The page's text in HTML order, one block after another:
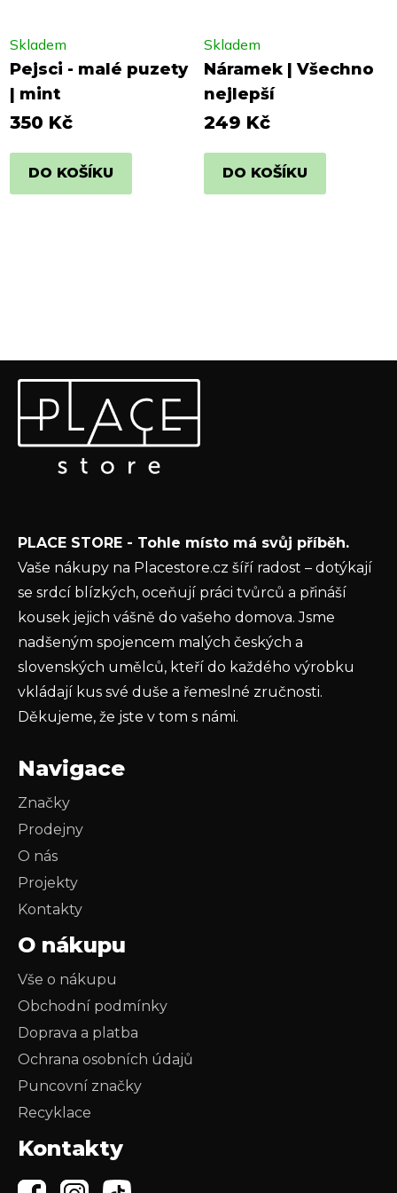
Pejsci - malé puzety
| mint
Skladem
350 Kč
DO KOŠÍKU
Náramek | Všechno
nejlepší
Skladem
249 Kč
DO KOŠÍKU
Odebírat newsletter
Vložte svůj e-mail a my vám budeme zasílat informace o
nových produktech na našem e-shopu.
ochrany osobních údajů
PŘIHLÁSIT SE
PLACE STORE - Tohle místo má svůj příběh.
Vaše nákupy na Placestore.cz šíří radost – dotýkají
se srdcí blízkých, oceňují práci tvůrců a přináší
kousek jejich vášně do vašeho domova. Jsme
nadšeným spojencem malých českých a
slovenských umělců, kteří do každého výrobku
vkládají kus své duše a řemeslné zručnosti.
Děkujeme, že jste v tom s námi.
Navigace
Značky
Prodejny
O nás
Projekty
Kontakty
O nákupu
Vše o nákupu
Obchodní podmínky
Doprava a platba
Ochrana osobních údajů
Puncovní značky
Recyklace
Kontakty